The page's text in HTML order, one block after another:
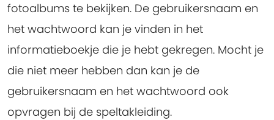
fotoalbums te bekijken. De gebruikersnaam en
het wachtwoord kan je vinden in het
informatieboekje die je hebt gekregen. Mocht je
die niet meer hebben dan kan je de
gebruikersnaam en het wachtwoord ook
opvragen bij de speltakleiding.